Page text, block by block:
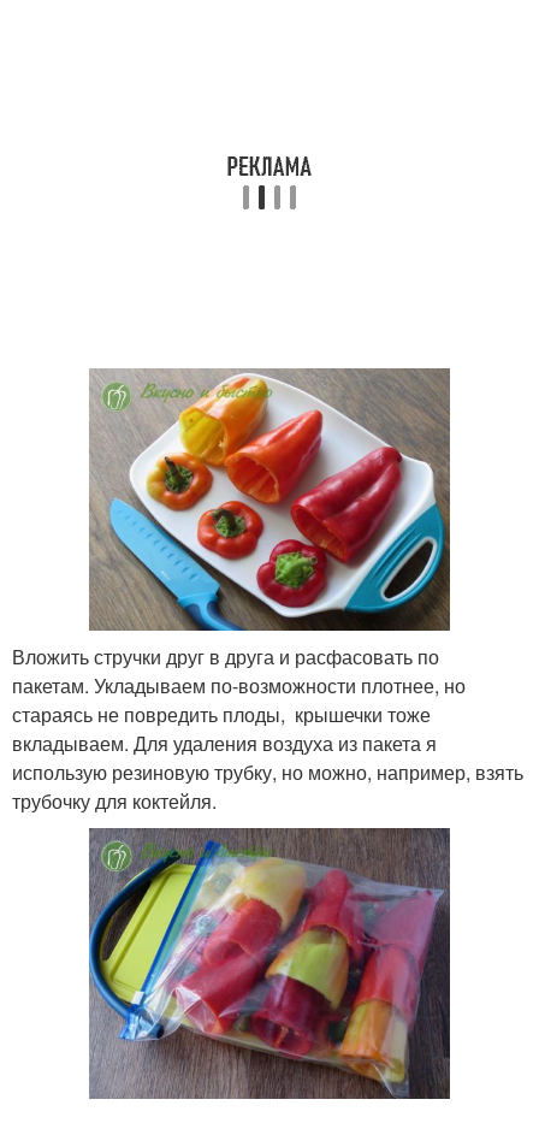
Вложить стручки друг в друга и расфасовать по
пакетам. Укладываем по-возможности плотнее, но
стараясь не повредить плоды, крышечки тоже
вкладываем. Для удаления воздуха из пакета я
использую резиновую трубку, но можно, например, взять
трубочку для коктейля.